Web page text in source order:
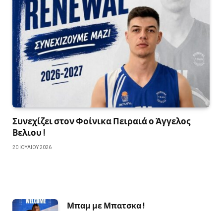
Συνεχίζει στον Φοίνικα Πειραιά ο Άγγελος
Βελιου !
20 ΙΟΥΛΊΟΥ 2026
Μπαμ με Μπατσκα !